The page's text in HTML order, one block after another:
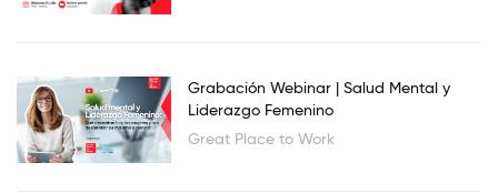
Grabación Webinar | Salud Mental y
Liderazgo Femenino
Great Place to Work